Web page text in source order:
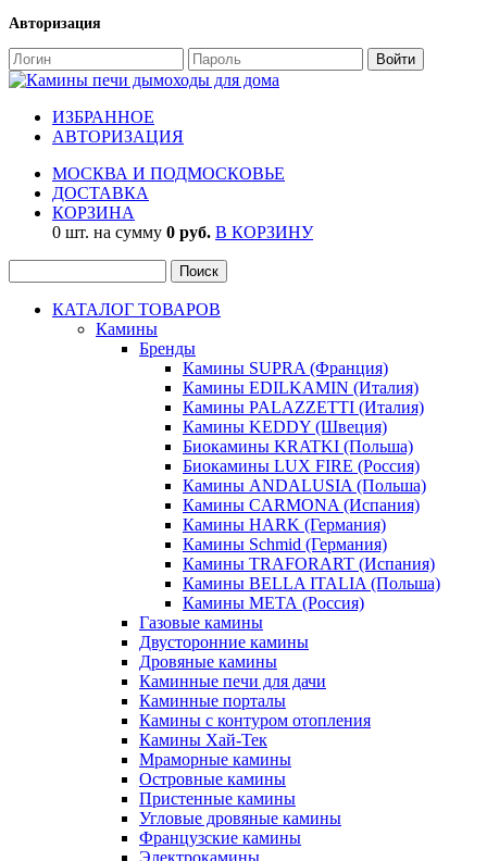
Авторизация
ИЗБРАННОЕ
АВТОРИЗАЦИЯ
МОСКВА И ПОДМОСКОВЬЕ
ДОСТАВКА
КОРЗИНА
0 шт. на сумму 0 руб. В КОРЗИНУ
КАТАЛОГ ТОВАРОВ
Камины
Бренды
Камины SUPRA (Франция)
Камины EDILKAMIN (Италия)
Камины PALAZZETTI (Италия)
Камины KEDDY (Швеция)
Биокамины KRATKI (Польша)
Биокамины LUX FIRE (Россия)
Камины ANDALUSIA (Польша)
Камины CARMONA (Испания)
Камины HARK (Германия)
Камины Schmid (Германия)
Камины TRAFORART (Испания)
Камины BELLA ITALIA (Польша)
Камины МЕТА (Россия)
Газовые камины
Двусторонние камины
Дровяные камины
Каминные печи для дачи
Каминные порталы
Камины с контуром отопления
Камины Хай-Тек
Мраморные камины
Островные камины
Пристенные камины
Угловые дровяные камины
Французские камины
Электрокамины